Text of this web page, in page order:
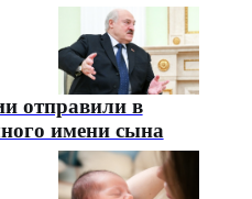
отправили в
имени сына